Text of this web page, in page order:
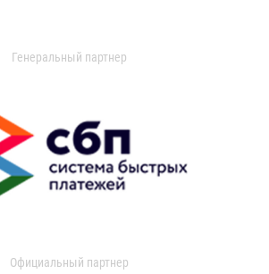
Генеральный партнер
Официальный партнер